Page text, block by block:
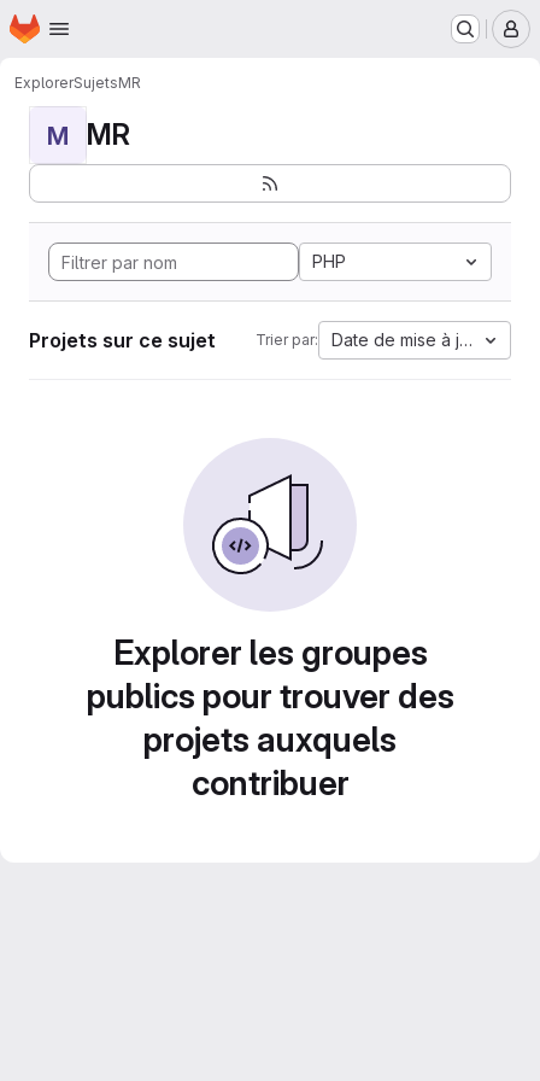
Passer au contenu principal
Page d'accueil
ExplorerSujetsMR
M MR
PHP
Projets sur ce sujet Trier par: Date de mise à jour
Explorer les groupes
publics pour trouver des
projets auxquels
contribuer